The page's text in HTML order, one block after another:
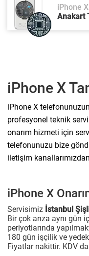
iPhone X
Anakart
iPhone X
iPhone X
profesyonel teknik
onarım hizmeti için
telefonunuzu bize
iletişim
iPhone X
Servisimiz İstanbul
Bir çok arıza aynı gün
periyotlarında
180 gün işçilik ve
Fiyatlar nakittir. KDV